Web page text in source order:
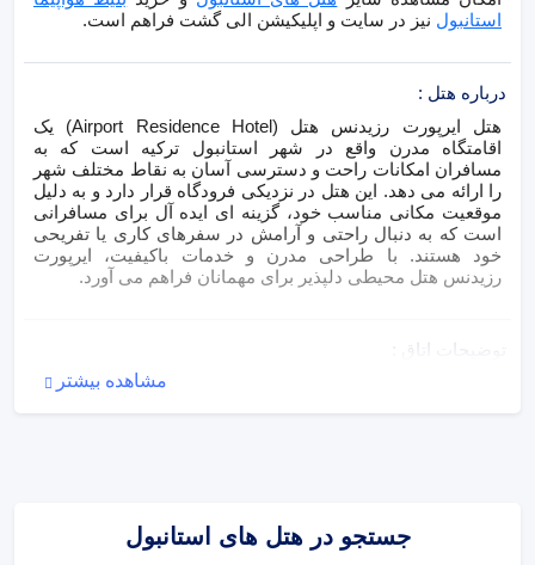
استانبول نیز در سایت و اپلیکیشن الی گشت فراهم است.
درباره هتل :
هتل ایرپورت رزیدنس هتل (Airport Residence Hotel) یک
اقامتگاه مدرن واقع در شهر استانبول ترکیه است که به
مسافران امکانات راحت و دسترسی آسان به نقاط مختلف شهر
را ارائه می دهد. این هتل در نزدیکی فرودگاه قرار دارد و به دلیل
موقعیت مکانی مناسب خود، گزینه ای ایده آل برای مسافرانی
است که به دنبال راحتی و آرامش در سفرهای کاری یا تفریحی
خود هستند. با طراحی مدرن و خدمات باکیفیت، ایرپورت
رزیدنس هتل محیطی دلپذیر برای مهمانان فراهم می آورد.
توضیحات اتاق
اتاق های هتل ایرپورت رزیدنس هتل به طور کامل تجهیز شده و
مشاهده بیشتر
جستجو در هتل های استانبول